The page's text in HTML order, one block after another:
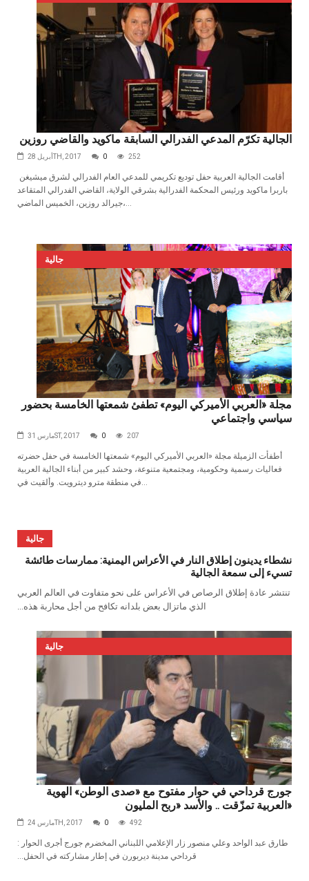
الجالية تكرّم المدعي الفدرالي السابقة ماكويد والقاضي روزين
أبريل 28TH, 2017 0 252
باربرا ماكويد ورئيس المحكمة الفدرالية بشرقي الولاية، القاضي الفدرالي المتقاعد
جيرالد روزين، الخميس الماضي،...
جالية
مجلة «العربي الأميركي اليوم» تطفئ شمعتها الخامسة بحضور
سياسي واجتماعي
مارس 31ST, 2017 0 207
أطفأت الزميلة مجلة «العربي الأميركي اليوم» شمعتها الخامسة في حفل حضرته
فعاليات رسمية وحكومية، ومجتمعية متنوعة، وحشد كبير من أبناء الجالية العربية
في منطقة مترو ديترويت. وألقيت في...
جالية
نشطاء يدينون إطلاق النار في الأعراس اليمنية: ممارسات طائشة
تسيء إلى سمعة الجالية
‬الذي‭ ‬ماتزال‭ ‬بعض‭ ‬بلدانه‭ ‬تكافح‭ ‬من‭ ‬أجل‭ ‬محاربة‭ ‬هذه‭...
جالية
جورج قرداحي في حوار مفتوح مع «صدى الوطن» الهوية
العربية تمزّقت .. والأسد «ربح المليون»
مارس 24TH, 2017 0 492
أجرى‭ ‬الحوار‭: ‬ طارق‭ ‬عبد‭ ‬الواحد‭ ‬وعلي‭ ‬منصور زار‭ ‬الإعلامي‭ ‬اللبناني‭ ‬المخضرم‭ ‬جورج‭
‬قرداحي‭ ‬مدينة‭ ‬ديربورن‭ ‬في‭ ‬إطار‭ ‬مشاركته‭ ‬في‭ ‬الحفل‭...